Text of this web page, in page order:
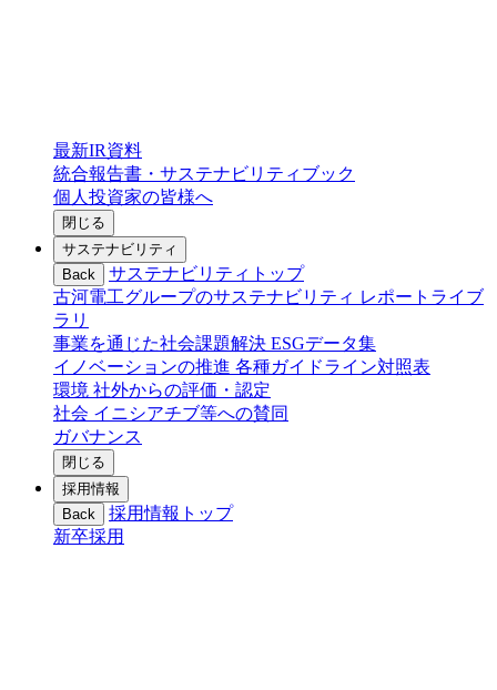
最新IR資料
統合報告書・サステナビリティブック
個人投資家の皆様へ
閉じる
サステナビリティ
Back
サステナビリティトップ
古河電工グループのサステナビリティ レポートライブ
ラリ
事業を通じた社会課題解決 ESGデータ集
イノベーションの推進 各種ガイドライン対照表
環境 社外からの評価・認定
社会 イニシアチブ等への賛同
ガバナンス
閉じる
採用情報
Back
採用情報トップ
新卒採用